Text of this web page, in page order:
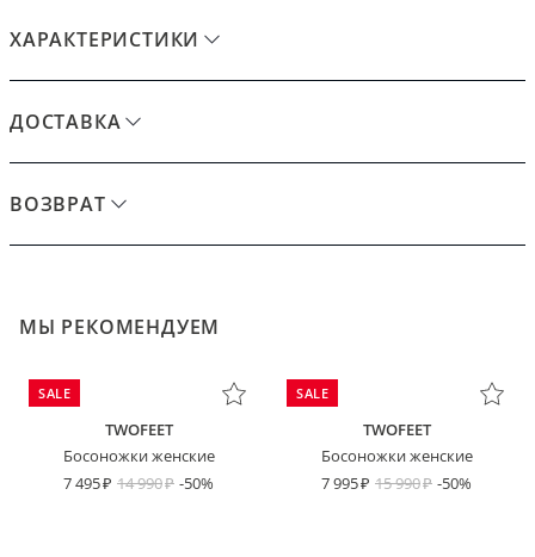
ХАРАКТЕРИСТИКИ
ДОСТАВКА
ВОЗВРАТ
МЫ РЕКОМЕНДУЕМ
SALE
TWOFEET
Босоножки женские
7 495
14 990 -50%
SALE
TWOFEET
Босоножки женские
7 995
15 990 -50%